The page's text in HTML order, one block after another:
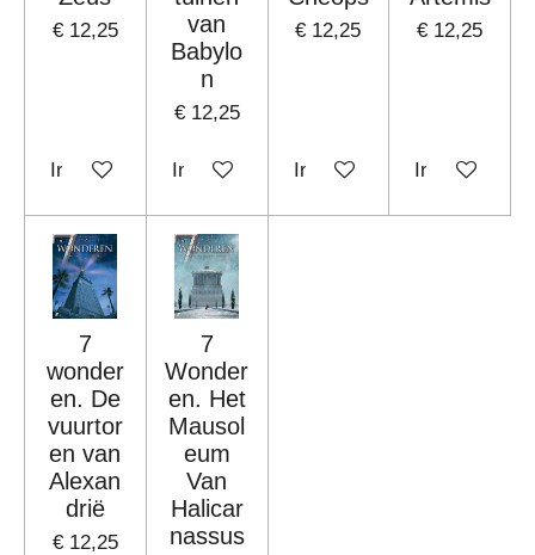
€ 12,25
In winkelwagen
van
Babylo
n
€ 12,25
In winkelwagen
€ 12,25
In winkelwagen
€ 12,25
In
7
wonder
en. De
vuurtor
en van
Alexan
drië
€ 12,25
7
Wonder
en. Het
Mausol
eum
Van
Halicar
nassus